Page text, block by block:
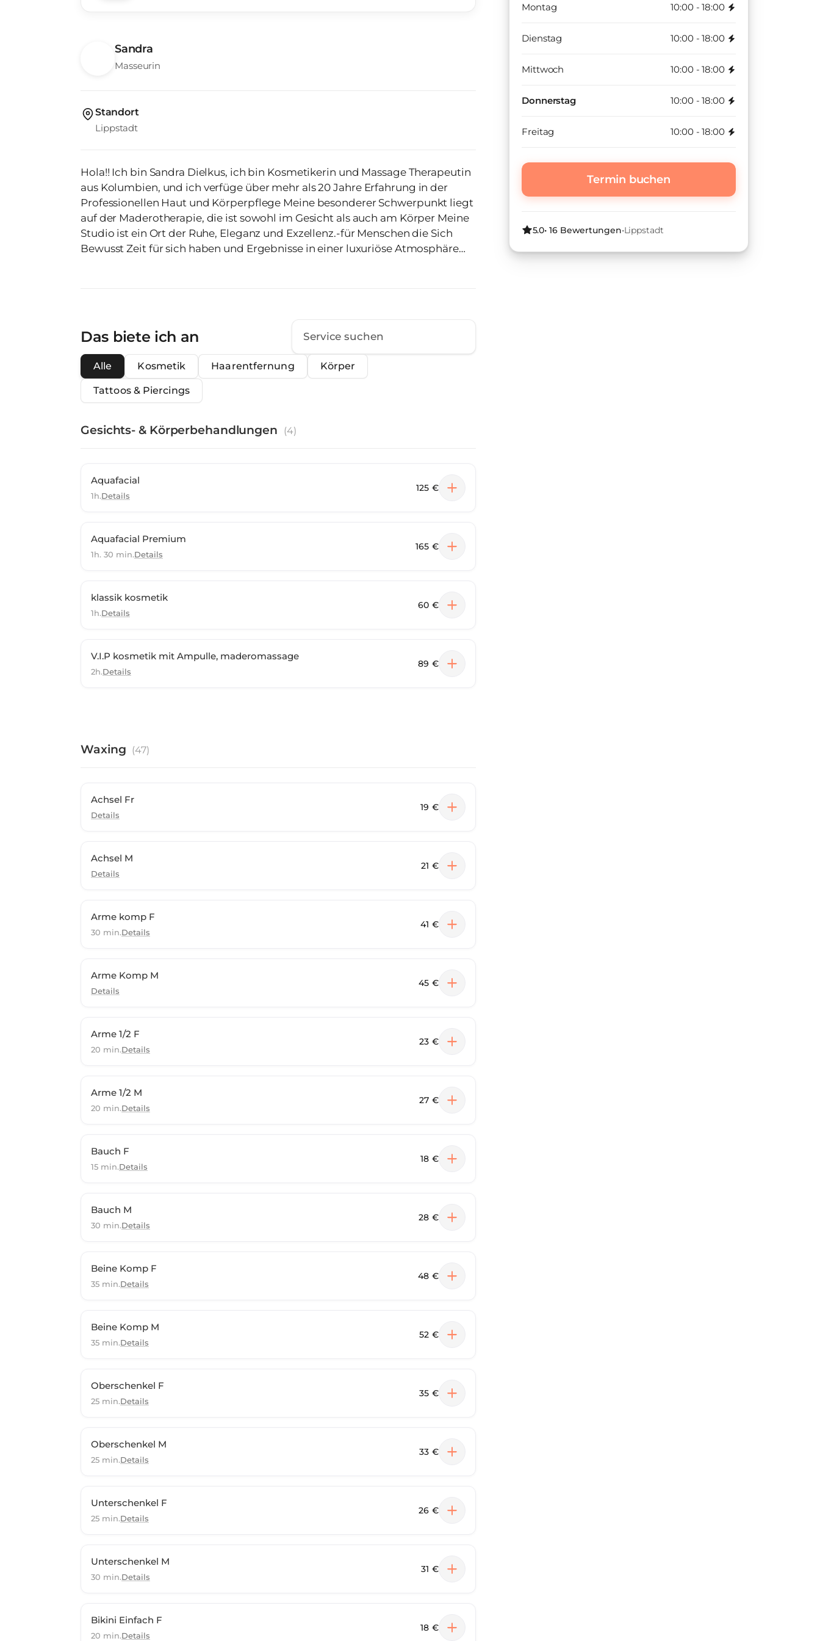
Sandra
Masseurin
Standort
Lippstadt
Hola!! Ich bin Sandra Dielkus, ich bin Kosmetikerin und Massage Therapeutin
aus Kolumbien, und ich verfüge über mehr als 20 Jahre Erfahrung in der
Professionellen Haut und Körperpflege Meine besonderer Schwerpunkt liegt
auf der Maderotherapie, die ist sowohl im Gesicht als auch am Körper Meine
Studio ist ein Ort der Ruhe, Eleganz und Exzellenz.-für Menschen die Sich
Bewusst Zeit für sich haben und Ergebnisse in einer luxuriöse Atmosphäre
Das biete ich an
Alle Kosmetik Haarentfernung Körper
Tattoos & Piercings
Gesichts- & Körperbehandlungen (4)
Aquafacial
1h.Details
125 €
Aquafacial Premium
1h. 30 min.Details
165 €
klassik kosmetik
1h.Details
60 €
V.I.P kosmetik mit Ampulle, maderomassage
2h.Details
89 €
Waxing (47)
Achsel Fr
Details
19 €
Achsel M
Details
21 €
Arme komp F
30 min.Details
41 €
Arme Komp M
Details
45 €
Arme 1/2 F
20 min.Details
23 €
Arme 1/2 M
20 min.Details
27 €
Bauch F
15 min.Details
18 €
Bauch M
30 min.Details
28 €
Beine Komp F
35 min.Details
48 €
Beine Komp M
35 min.Details
52 €
Oberschenkel F
25 min.Details
35 €
Oberschenkel M
25 min.Details
33 €
Unterschenkel F
25 min.Details
26 €
Unterschenkel M
30 min.Details
31 €
Bikini Einfach F
20 min.Details
18 €
Montag 10:00 - 18:00
Dienstag 10:00 - 18:00
Mittwoch 10:00 - 18:00
Donnerstag 10:00 - 18:00
Freitag 10:00 - 18:00
Termin buchen
5.0•16Bewertungen•Lippstadt